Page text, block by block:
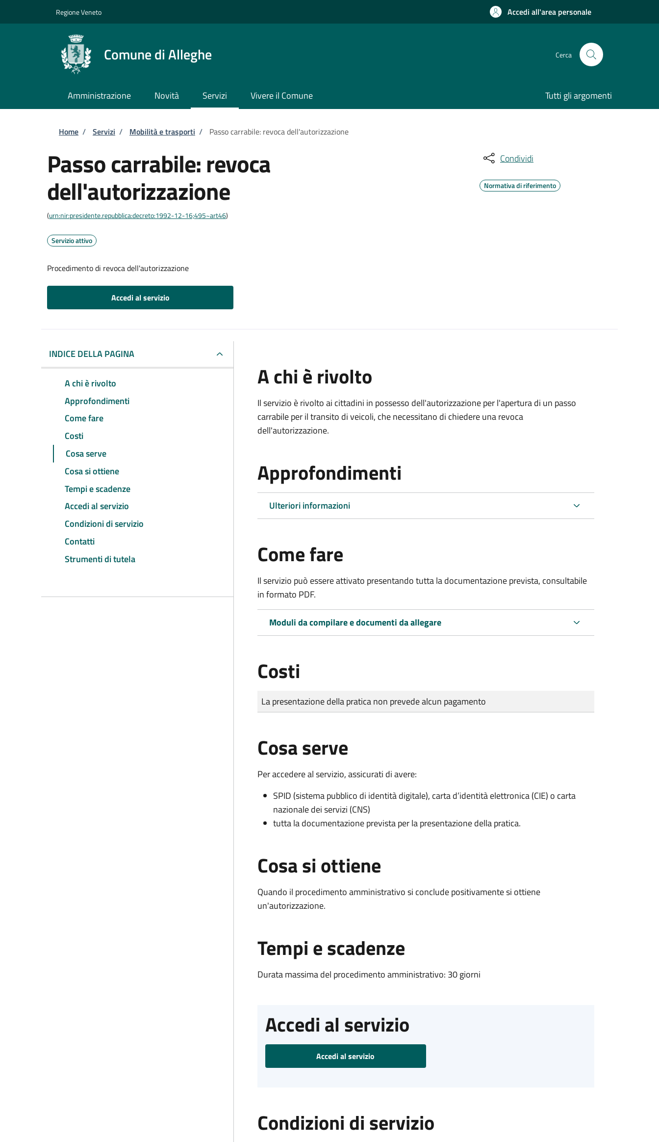
Regione Veneto Accedi all'area personale
Comune di Alleghe Cerca
Amministrazione Novità Servizi Vivere il Comune Tutti gli argomenti
Briciole di pane
Home / Servizi / Mobilità e trasporti / Passo carrabile: revoca dell'autorizzazione
Passo carrabile: revoca
dell'autorizzazione
(urn:nir:presidente.repubblica:decreto:1992-12-16;495~art46)
Servizio attivo
Procedimento di revoca dell'autorizzazione
Accedi al servizio
Condividi
Normativa di riferimento
INDICE DELLA PAGINA
A chi è rivolto
Approfondimenti
Come fare
Costi
Cosa serve
Cosa si ottiene
Tempi e scadenze
Accedi al servizio
Condizioni di servizio
Contatti
Strumenti di tutela
A chi è rivolto
Il servizio è rivolto ai cittadini in possesso dell'autorizzazione per l'apertura di un passo
carrabile per il transito di veicoli, che necessitano di chiedere una revoca
dell'autorizzazione.
Approfondimenti
Ulteriori informazioni
Come fare
Il servizio può essere attivato presentando tutta la documentazione prevista, consultabile
in formato PDF.
Moduli da compilare e documenti da allegare
Costi
Tipo di pagamento
Importo
La presentazione della pratica non prevede alcun pagamento
Cosa serve
Per accedere al servizio, assicurati di avere:
SPID (sistema pubblico di identità digitale), carta d’identità elettronica (CIE) o carta
nazionale dei servizi (CNS)
tutta la documentazione prevista per la presentazione della pratica.
Cosa si ottiene
Quando il procedimento amministrativo si conclude positivamente si ottiene
un'autorizzazione.
Tempi e scadenze
Durata massima del procedimento amministrativo: 30 giorni
Accedi al servizio
Accedi al servizio
Condizioni di servizio